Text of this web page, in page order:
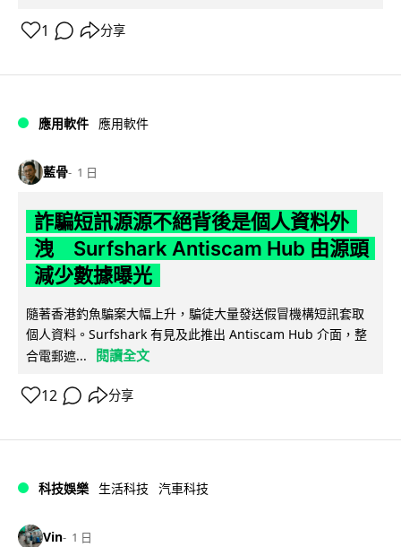
1 分享
應用軟件 應用軟件
藍骨 1 日
詐騙短訊源源不絕背後是個人資料外
洩 Surfshark Antiscam Hub 由源頭
減少數據曝光
隨著香港釣魚騙案大幅上升，騙徒大量發送假冒機構短訊套取
個人資料。Surfshark 有見及此推出 Antiscam Hub 介面，整
合電郵遮...
閱讀全文
12 分享
科技娛樂 生活科技 汽車科技
Vin 1 日